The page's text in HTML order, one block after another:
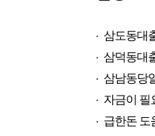
삼도동대
삼덕동대
삼남동당
자금이 필
급한돈 도